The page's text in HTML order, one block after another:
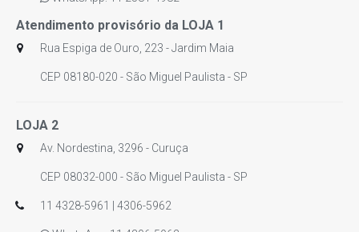
Atendimento provisório da LOJA 1
Rua Espiga de Ouro, 223 - Jardim Maia
CEP 08180-020 - São Miguel Paulista - SP
LOJA 2
Av. Nordestina, 3296 - Curuça
CEP 08032-000 - São Miguel Paulista - SP
11 4328-5961 | 4306-5962